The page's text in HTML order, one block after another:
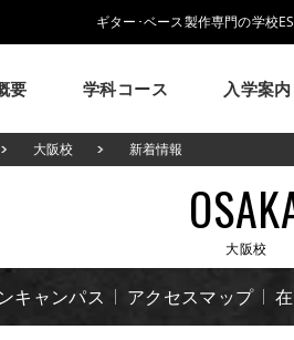
ギター･ベース製作専門の学校
要
学校概要
ESPヒストリー
学科コース
学科コース
入学案内
入学案内
学費について 学生
就職進路指導
就職実績 卒業
ESPについて
来校アー
GCAの人気動画紹介
大阪校 新着情報
大阪校
キャンパス アクセスマップ